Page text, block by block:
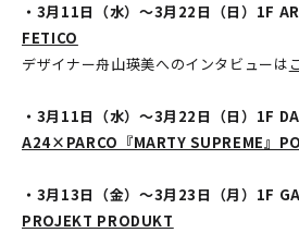
・3月11日（水）～3月22日（日）1F
FETICO
デザイナー舟山瑛美へのインタビューは
・3月11日（水）～3月22日（日）1F
A24×PARCO『MARTY SUPREME』
・3月13日（金）～3月23日（月）1F
PROJEKT PRODUKT